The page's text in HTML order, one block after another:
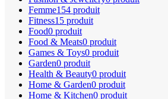
Femme154 produit
Fitness15 produit
Food0 produit
Food & Meats0 produit
Games & Toys0 produit
Garden0 produit
Health & Beauty0 produit
Home & Garden0 produit
Home & Kitchen0 produit